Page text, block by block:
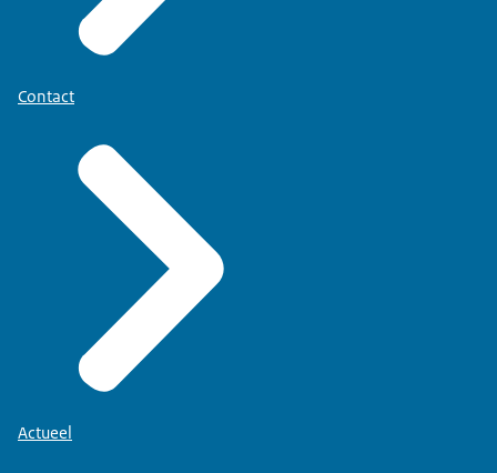
Contact
Actueel